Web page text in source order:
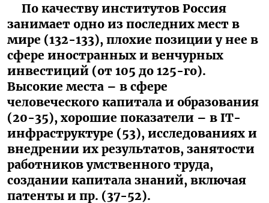
По качеству институтов Россия
занимает одно из последних мест в
мире (132-133), плохие позиции у нее в
сфере иностранных и венчурных
инвестиций (от 105 до 125-го).
Высокие места – в сфере
человеческого капитала и образования
(20-35), хорошие показатели – в IT-
инфраструктуре (53), исследованиях и
внедрении их результатов, занятости
работников умственного труда,
создании капитала знаний, включая
патенты и пр. (37-52).